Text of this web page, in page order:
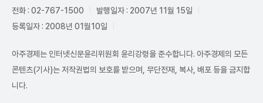
전화 : 02-767-1500
발행일자 : 2007년 11월 15일
등록일자 : 2008년 01월10일
아주경제는 인터넷신문윤리위원회 윤리강령을 준수합니다. 아주경제의 모든
콘텐츠(기사)는 저작권법의 보호를 받으며, 무단전재, 복사, 배포 등을 금지합
니다.